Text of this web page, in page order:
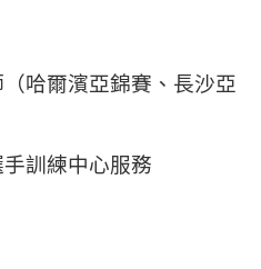
哈爾濱亞錦賽、長沙亞
訓練中心服務